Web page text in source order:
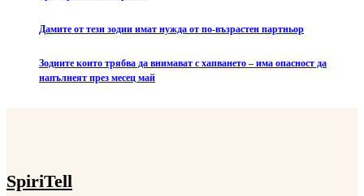
Дамите от тези зодии имат нужда от по-възрастен партньор
Зодиите които трябва да внимават с хапването – има опасност да
напълнеят през месец май
SpiriTell